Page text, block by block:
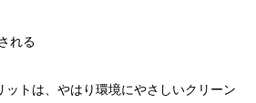
れる
ットは、やはり環境にやさしいクリーン